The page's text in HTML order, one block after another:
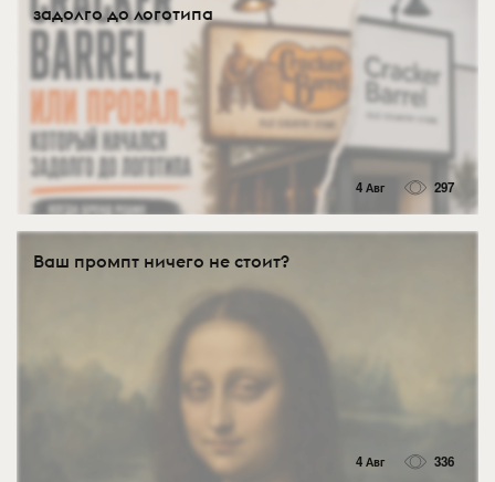
задолго до логотипа
4 Авг 297
Ваш промпт ничего не стоит?
4 Авг 336